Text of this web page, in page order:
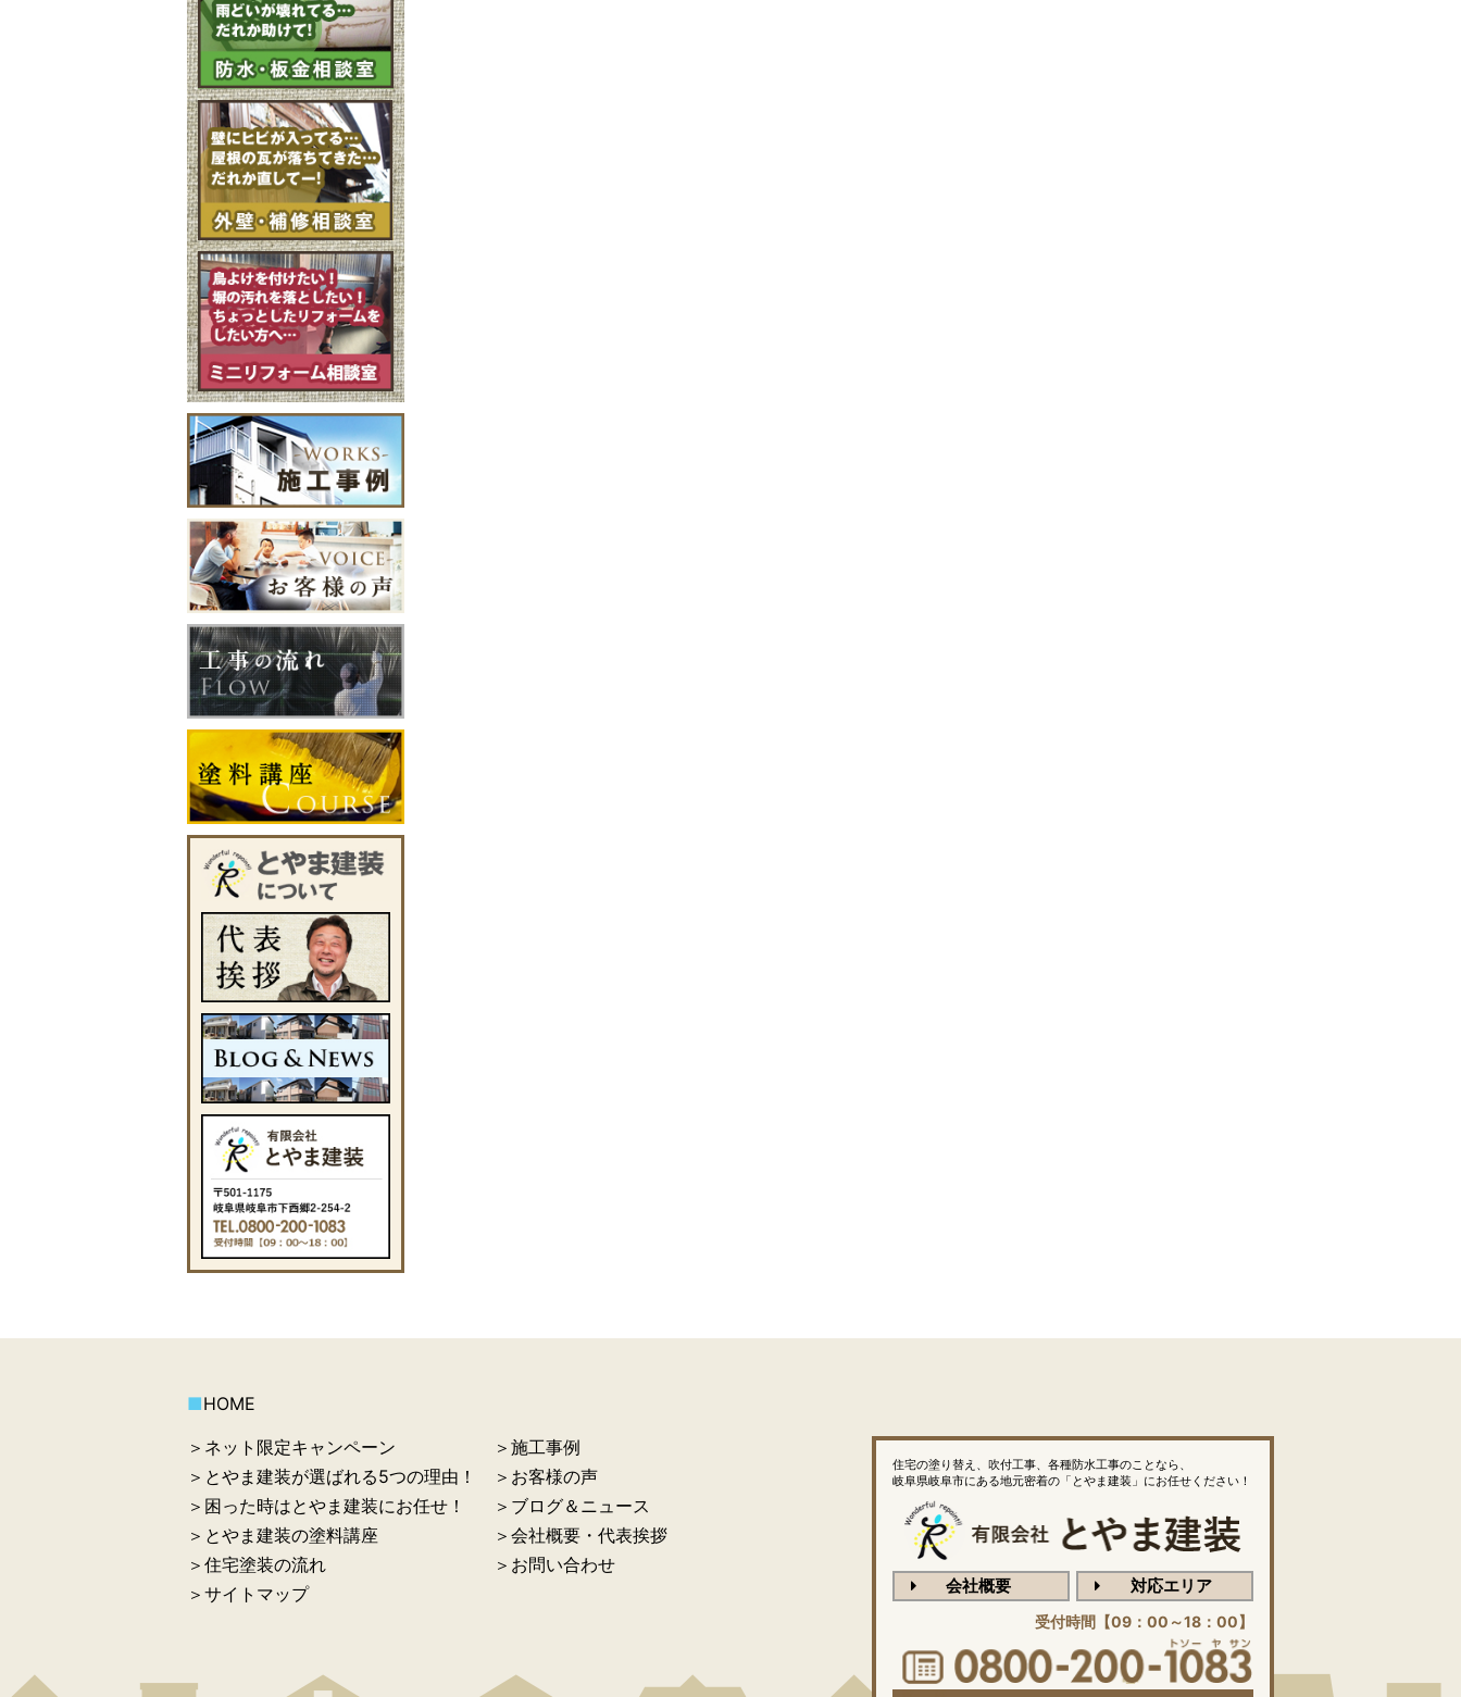
■HOME
＞ネット限定キャンペーン
＞とやま建装が選ばれる5つの理由！
＞困った時はとやま建装にお任せ！
＞とやま建装の塗料講座
＞住宅塗装の流れ
＞サイトマップ
＞施工事例
＞お客様の声
＞ブログ＆ニュース
＞会社概要・代表挨拶
＞お問い合わせ
住宅の塗り替え、吹付工事、各種防水工事のことなら、
岐阜県岐阜市にある地元密着の「とやま建装」にお任せください！
会社概要 対応エリア
受付時間【09：00～18：00】